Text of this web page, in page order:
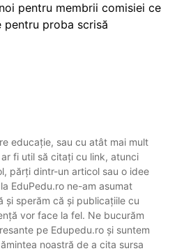
pentru membrii comisiei ce
pentru proba scrisă
educație, sau cu atât mai mult
fi util să citați cu link, atunci
părți dintr-un articol sau o idee
EduPedu.ro ne-am asumat
și sperăm că și publicațiile cu
vor face la fel. Ne bucurăm
pe Edupedu.ro și suntem
noastră de a cita sursa